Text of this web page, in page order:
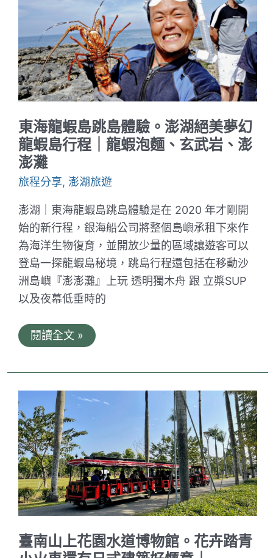
鄉。
獅
潭
｜
新
店
老
街
獅
潭
兩
天
一
夜
輕
行
東海龍蝦島跳島體驗。澎湖絕美夢幻
龍蝦島行程｜龍蝦泡麵、玄武岩、澎
澎灘
旅程分享, 澎湖旅遊
澎湖｜東海龍蝦島跳島體驗是在 2020 年才剛開
始的新行程，銀海船公司將整個島嶼承租下來作
為海洋生物復育，並開放少量的區域讓遊客可以
登島一探龍蝦島秘境，跳島行程還包括在移動沙
洲島嶼『澎澎灘』上玩 透明獨木舟 跟 立槳SUP
以及夜幕低垂時的
東
海
跳
體
驗。
澎
湖
絕
美
夢
幻
龍
蝦
行
程
｜
閱讀全文 »
臺南山上花園水道博物館。花卉踏青